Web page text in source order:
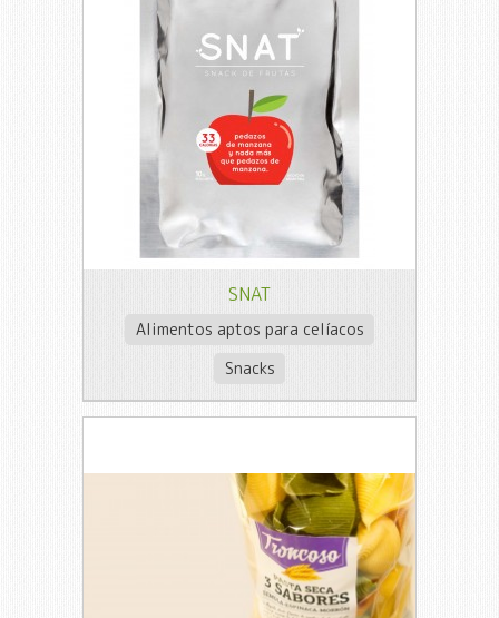
SNAT
Alimentos aptos para celíacos
Snacks